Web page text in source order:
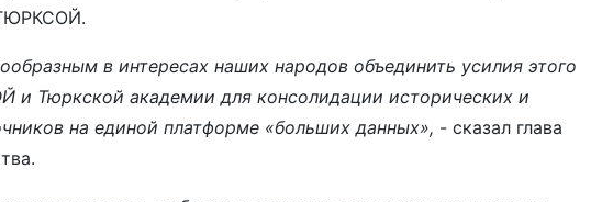
в интересах наших народов объединить усилия этого
и Тюркской академии для консолидации исторических и
на единой платформе «больших данных», - сказал глава